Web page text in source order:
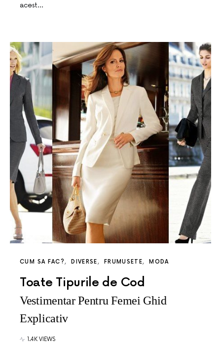
acest…
CUM SA FAC? DIVERSE FRUMUSETE MODA
Toate Tipurile de Cod
Vestimentar Pentru Femei Ghid
Explicativ
1.4K VIEWS